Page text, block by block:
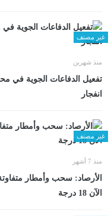
غير مصنف
منذ شهرين
تفعيل الدفاعات الجوية في
انفجار
غير مصنف
منذ 7 أشهر
الأرصاد: سحب وأمطار
الآن 18 درجة